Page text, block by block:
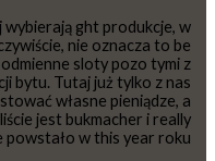
ght produkcje, w
nie oznacza to be
sloty pozo tymi z
bytu. Tutaj już tylko z nas
własne pieniądze, a
jest bukmacher i really
w this year roku.